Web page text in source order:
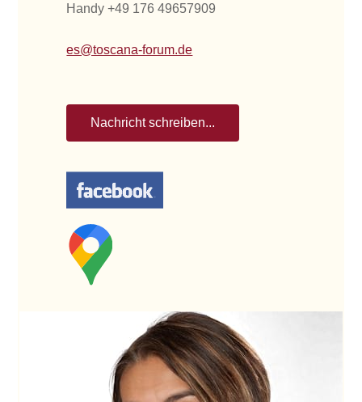
Handy +49 176 49657909
es@toscana-forum.de
Nachricht schreiben...